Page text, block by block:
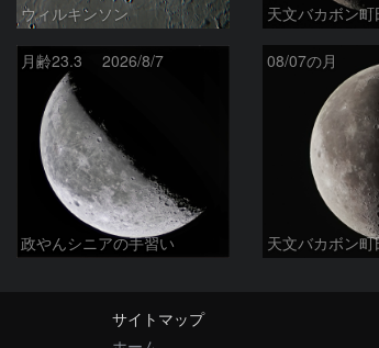
ウィルキンソン 天文バカボン町
月齢23.3 2026/8/7
政やんシニアの手習い
08/07の月
天文バカボン町
サイトマップ